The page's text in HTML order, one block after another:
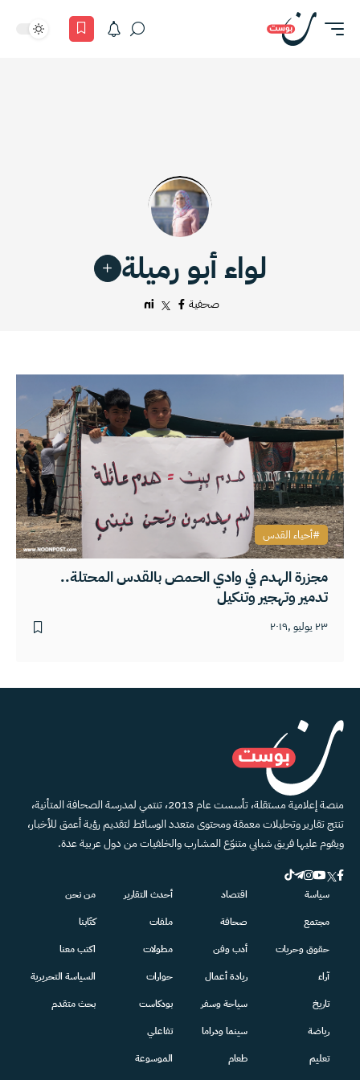
لواء أبو رميلة
صحفية
مجزرة الهدم في وادي الحمص بالقدس المحتلة..
تدمير وتهجير وتنكيل
٢٣ يوليو ,٢٠١٩
أحياء القدس
منصة إعلامية مستقلة، تأسست عام 2013، تنتمي لمدرسة الصحافة المتأنية،
تنتج تقارير وتحليلات معمقة ومحتوى متعدد الوسائط لتقديم رؤية أعمق للأخبار،
ويقوم عليها فريق شبابي متنوّع المشارب والخلفيات من دول عربية عدة.
سياسة
مجتمع
حقوق وحريات
آراء
تاريخ
رياضة
تعليم
اقتصاد
صحافة
أدب وفن
ريادة أعمال
سياحة وسفر
سينما ودراما
طعام
أحدث التقارير
ملفات
مطولات
حوارات
بودكاست
تفاعلي
الموسوعة
من نحن
كتّابنا
اكتب معنا
السياسة التحريرية
بحث متقدم